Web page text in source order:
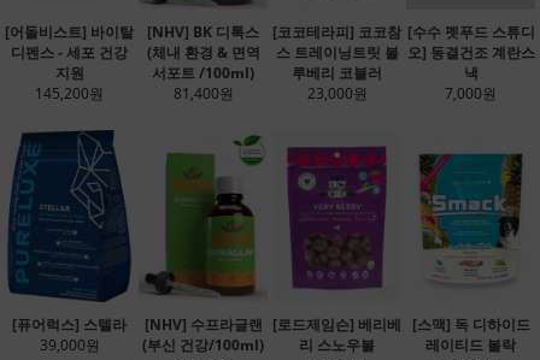
[어돌비스트] 바이탈
디펜스 - 세포 건강
지원
145,200원
[NHV] BK 디톡스
(체내 환경 & 면역
서포트 /100ml)
81,400원
[코코테라피] 코코참
스 트레이닝트릿 블
루베리 코블러
23,000원
[수수 펫푸드 스튜디
오] 동결건조 계란스
낵
7,000원
[퓨어럭스] 스텔라
39,000원
[NHV] 수프라글랜
(부신 건강/100ml)
[로드제임슨] 베리베
리 스노우볼
[스맥] 독 디하이드
레이티드 볼락